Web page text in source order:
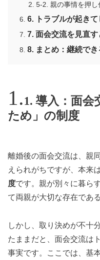
5-2. 親の事情を押し
6. トラブルが起き
7. 面会交流を見直
8. まとめ：継続で
1. 導入：面会
ため」の制度
離婚後の面会交流は、親
えられがちですが、本来
度です。親が別々に暮ら
て両親が大切な存在であ
しかし、取り決めが不十
たままだと、面会交流は
事実です。ここでは、基